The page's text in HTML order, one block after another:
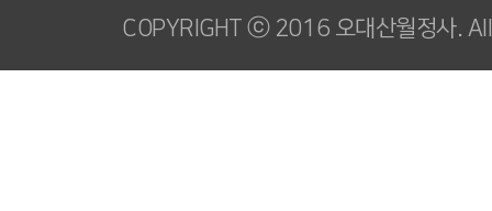
COPYRIGHT ⓒ 2016 오대산월정사.